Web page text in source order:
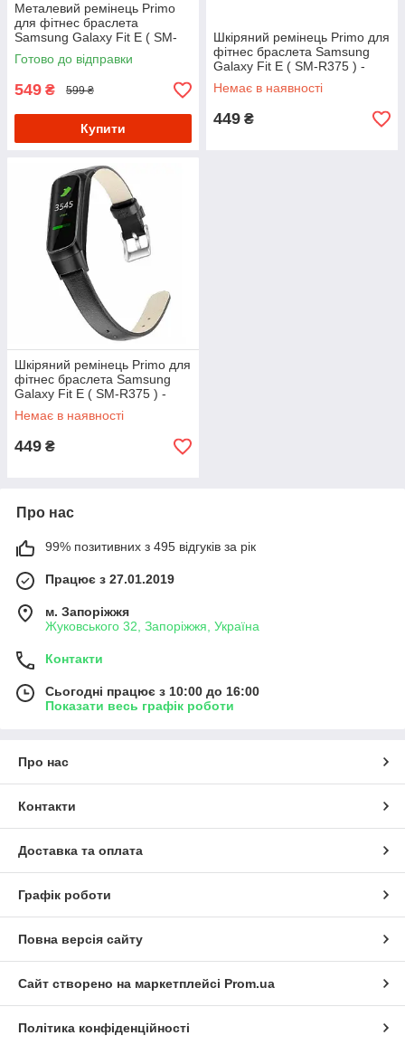
Металевий ремінець Primo
для фітнес браслета
Samsung Galaxy Fit E ( SM-
R375 ) - Gold
Готово до відправки
549 ₴ 599 ₴
Купити
Шкіряний ремінець Primo для
фітнес браслета Samsung
Galaxy Fit E ( SM-R375 ) -
Red&Silver
Немає в наявності
449 ₴
Шкіряний ремінець Primo для
фітнес браслета Samsung
Galaxy Fit E ( SM-R375 ) -
Black
Немає в наявності
449 ₴
Про нас
99% позитивних з 495 відгуків за рік
Працює з 27.01.2019
м. Запоріжжя
Жуковського 32, Запоріжжя, Україна
Контакти
Сьогодні працює з 10:00 до 16:00
Показати весь графік роботи
Про нас
Контакти
Доставка та оплата
Графік роботи
Повна версія сайту
Сайт створено на маркетплейсі Prom.ua
Політика конфіденційності